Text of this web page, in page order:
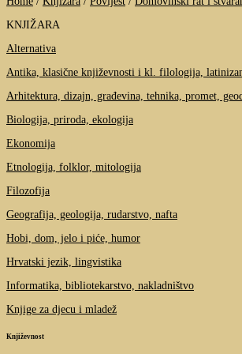
KNJIŽARA
Alternativa
Antika, klasične književnosti i kl. filologija,
Arhitektura, dizajn, građevina, tehnika, promet,
Biologija, priroda, ekologija
Ekonomija
Etnologija, folklor, mitologija
Filozofija
Geografija, geologija, rudarstvo, nafta
Hobi, dom, jelo i piće, humor
Hrvatski jezik, lingvistika
Informatika, bibliotekarstvo, nakladništvo
Knjige za djecu i mladež
Književnost